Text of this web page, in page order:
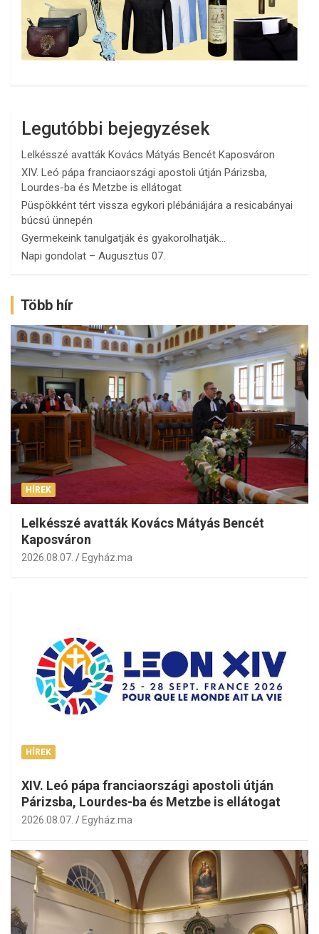
Legutóbbi bejegyzések
Lelkésszé avatták Kovács Mátyás Bencét Kaposváron
XIV. Leó pápa franciaországi apostoli útján Párizsba,
Lourdes-ba és Metzbe is ellátogat
Püspökként tért vissza egykori plébániájára a resicabányai
búcsú ünnepén
Gyermekeink tanulgatják és gyakorolhatják…
Napi gondolat – Augusztus 07.
Több hír
HÍREK
Lelkésszé avatták Kovács Mátyás Bencét
Kaposváron
2026.08.07. Egyház.ma
HÍREK
XIV. Leó pápa franciaországi apostoli útján
Párizsba, Lourdes-ba és Metzbe is ellátogat
2026.08.07. Egyház.ma